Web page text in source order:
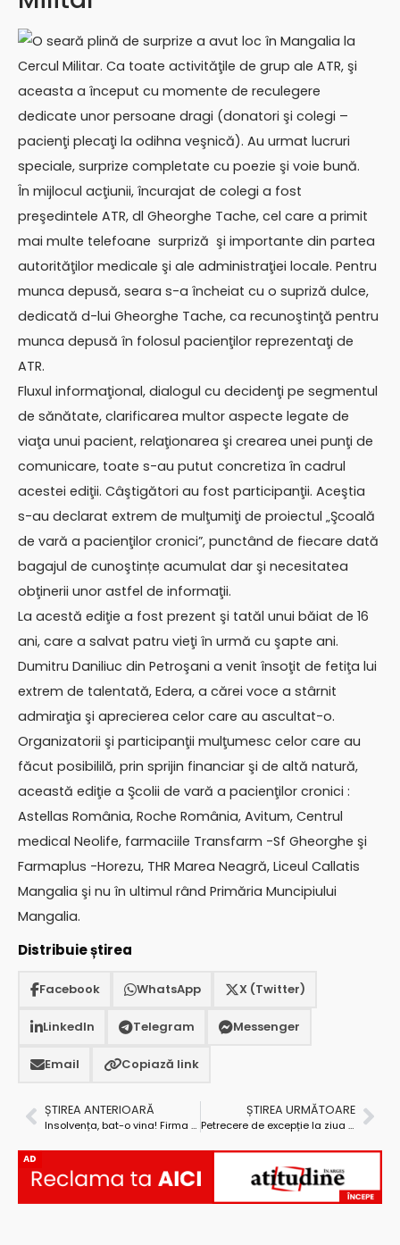
O seară plină de surprize a avut loc în Mangalia la
Cercul Militar. Ca toate activităţile de grup ale ATR, şi
aceasta a început cu momente de reculegere
dedicate unor persoane dragi (donatori şi colegi –
pacienţi plecaţi la odihna veşnică). Au urmat lucruri
speciale, surprize completate cu poezie şi voie bună.
În mijlocul acţiunii, încurajat de colegi a fost
preşedintele ATR, dl Gheorghe Tache, cel care a primit
mai multe telefoane surpriză şi importante din partea
autorităţilor medicale şi ale administraţiei locale. Pentru
munca depusă, seara s-a încheiat cu o supriză dulce,
dedicată d-lui Gheorghe Tache, ca recunoştinţă pentru
munca depusă în folosul pacienţilor reprezentaţi de
ATR.
Fluxul informaţional, dialogul cu decidenţi pe segmentul
de sănătate, clarificarea multor aspecte legate de
viaţa unui pacient, relaţionarea şi crearea unei punţi de
comunicare, toate s-au putut concretiza în cadrul
acestei ediţii. Câştigători au fost participanţii. Aceştia
s-au declarat extrem de mulţumiţi de proiectul „Şcoală
de vară a pacienţilor cronici”, punctând de fiecare dată
bagajul de cunoştințe acumulat dar şi necesitatea
obţinerii unor astfel de informaţii.
La acestă ediţie a fost prezent şi tatăl unui băiat de 16
ani, care a salvat patru vieţi în urmă cu şapte ani.
Dumitru Daniliuc din Petroşani a venit însoţit de fetiţa lui
extrem de talentată, Edera, a cărei voce a stârnit
admiraţia şi aprecierea celor care au ascultat-o.
Organizatorii şi participanţii mulţumesc celor care au
făcut posibililă, prin sprijin financiar şi de altă natură,
această ediţie a Şcolii de vară a pacienţilor cronici :
Astellas România, Roche România, Avitum, Centrul
medical Neolife, farmaciile Transfarm -Sf Gheorghe şi
Farmaplus -Horezu, THR Marea Neagră, Liceul Callatis
Mangalia şi nu în ultimul rând Primăria Muncipiului
Mangalia.
Distribuie știrea
Facebook WhatsApp X (Twitter)
LinkedIn Telegram Messenger
Email Copiază link
ȘTIREA ANTERIOARĂ
Insolvența, bat-o vina! Firma argeșeană Building Astrom pierde la licitație bunuri cu preț de pornire de peste 300.000 de euro
ȘTIREA URMĂTOARE
Petrecere de excepție la ziua comunei Rociu
AD